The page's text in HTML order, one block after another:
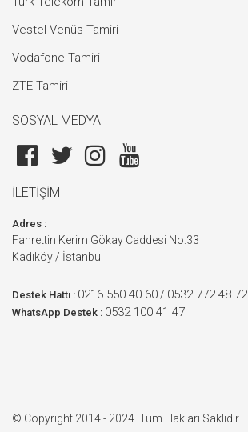
Vestel Venüs Tamiri
Vodafone Tamiri
ZTE Tamiri
SOSYAL MEDYA
İLETİŞİM
Adres :
Fahrettin Kerim Gökay Caddesi No:33
Kadıköy / İstanbul
Destek Hattı : 0216 550 40 60 / 0532 772 48 72
WhatsApp Destek : 0532 100 41 47
© Copyright 2014 - 2024. Tüm Hakları Saklıdır.